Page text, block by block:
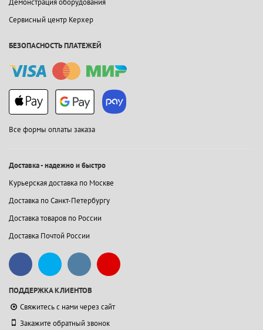
Демонстрация оборудования
Сервисный центр Керхер
БЕЗОПАСНОСТЬ ПЛАТЕЖЕЙ
Все формы оплаты заказа
Доставка - надежно и быстро
Курьерская доставка по Москве
Доставка по Санкт-Петербургу
Доставка товаров по России
Доставка Почтой России
ПОДДЕРЖКА КЛИЕНТОВ
Свяжитесь с нами через сайт
Закажите обратный звонок